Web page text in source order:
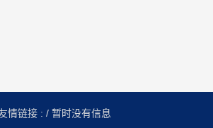
情链接 : / 暂时没有信息